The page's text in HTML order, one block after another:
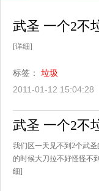
武圣 一个2不
[详细]
标签： 垃圾
2011-01-12 15:04:28
武圣 一个2不
我们区一天见不到2个武
的时候大刀拉不好怪怪不
细]